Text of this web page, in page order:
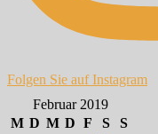
Folgen Sie auf Instagram
Februar 2019
M D M D F S
S